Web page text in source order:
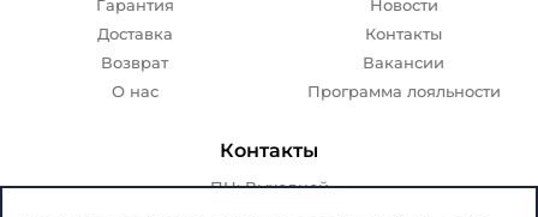
Гарантия
Доставка
Возврат
О нас
Новости
Контакты
Вакансии
Программа лояльности
Контакты
ПН: Выходной